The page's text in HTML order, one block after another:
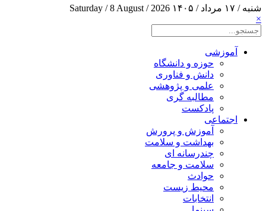
شنبه / ۱۷ مرداد / ۱۴۰۵
Saturday / 8 August / 2026
×
آموزشی
حوزه و دانشگاه
دانش و فناوری
علمی و پژوهشی
مطالبه گری
پادکست
اجتماعی
آموزش و پرورش
بهداشت و سلامت
چندرسانه ای
سلامت و جامعه
حوادث
محیط زیست
انتخابات